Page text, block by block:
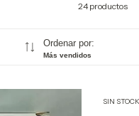
24 productos
Ordenar por:
Más vendidos
SIN STOCK